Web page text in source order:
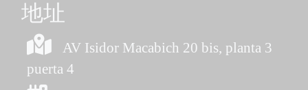
地址
AV Isidor Macabich 20 bis, planta 3
puerta 4